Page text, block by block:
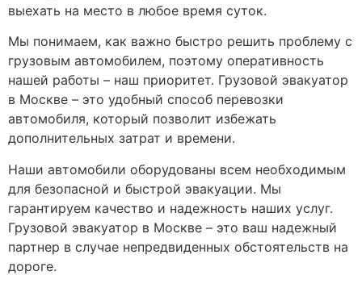
выехать на место в любое время суток.
Мы понимаем, как важно быстро решить проблему с
грузовым автомобилем, поэтому оперативность
нашей работы – наш приоритет. Грузовой эвакуатор
в Москве – это удобный способ перевозки
автомобиля, который позволит избежать
дополнительных затрат и времени.
Наши автомобили оборудованы всем необходимым
для безопасной и быстрой эвакуации. Мы
гарантируем качество и надежность наших услуг.
Грузовой эвакуатор в Москве – это ваш надежный
партнер в случае непредвиденных обстоятельств на
дороге.